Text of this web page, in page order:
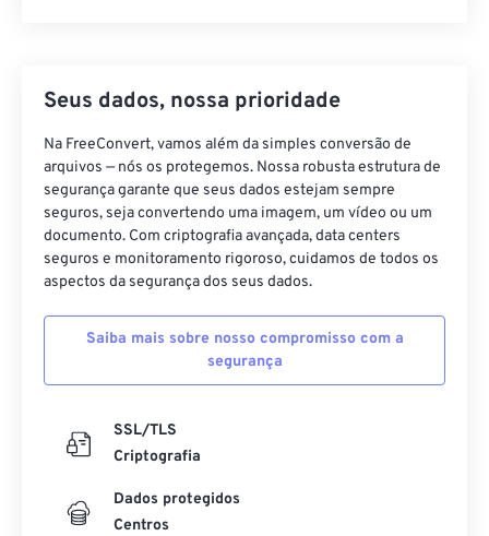
Seus dados, nossa prioridade
Na FreeConvert, vamos além da simples conversão de
arquivos — nós os protegemos. Nossa robusta estrutura de
segurança garante que seus dados estejam sempre
seguros, seja convertendo uma imagem, um vídeo ou um
documento. Com criptografia avançada, data centers
seguros e monitoramento rigoroso, cuidamos de todos os
aspectos da segurança dos seus dados.
Saiba mais sobre nosso compromisso com a
segurança
SSL/TLS
Criptografia
Dados protegidos
Centros